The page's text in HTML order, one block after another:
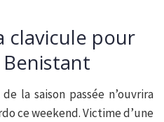
clavicule pour
la saison passée n’ouvrira
ce weekend. Victime d’une